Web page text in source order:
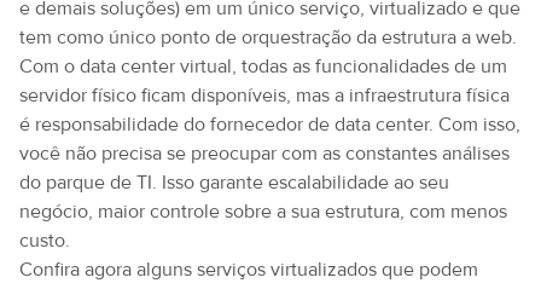
e demais soluções) em um único serviço, virtualizado e que
tem como único ponto de orquestração da estrutura a web.
Com o data center virtual, todas as funcionalidades de um
servidor físico ficam disponíveis, mas a infraestrutura física
é responsabilidade do fornecedor de data center. Com isso,
você não precisa se preocupar com as constantes análises
do parque de TI. Isso garante escalabilidade ao seu
negócio, maior controle sobre a sua estrutura, com menos
custo.
Confira agora alguns serviços virtualizados que podem